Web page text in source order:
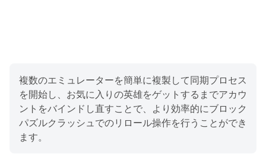
複数のエミュレーターを簡単に複製して同期プロセス
を開始し、お気に入りの英雄をゲットするまでアカウ
ントをバインドし直すことで、より効率的にブロック
パズルクラッシュでのリロール操作を行うことができ
ます。